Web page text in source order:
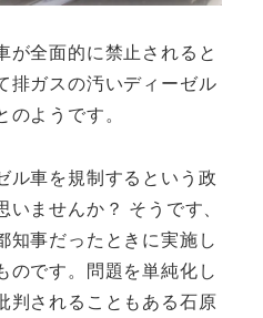
が全面的に禁止されると
排ガスの汚いディーゼル
ようです。
ル車を規制するという政
ませんか？ そうです、
知事だったときに実施し
のです。問題を単純化し
判されることもある石原